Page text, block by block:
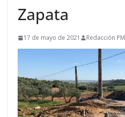
Zapata
17 de mayo de 2021 Redacción PM